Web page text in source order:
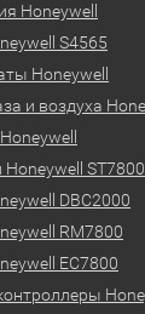
Honeywell
S4565
Honeywell
и воздуха
ST7800
DBC2000
RM7800
EC7800